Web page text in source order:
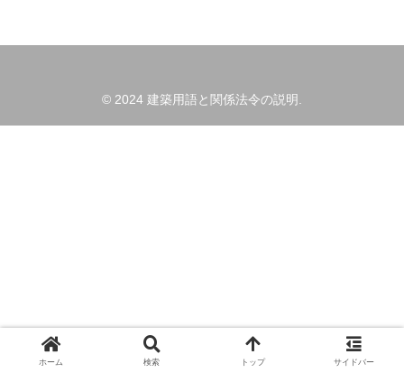
© 2024 建築用語と関係法令の説明.
ホーム 検索 トップ サイドバー